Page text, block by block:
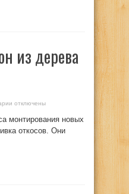
из дерева
для
окон
из
отключены
монтирования новых
откосов. Они